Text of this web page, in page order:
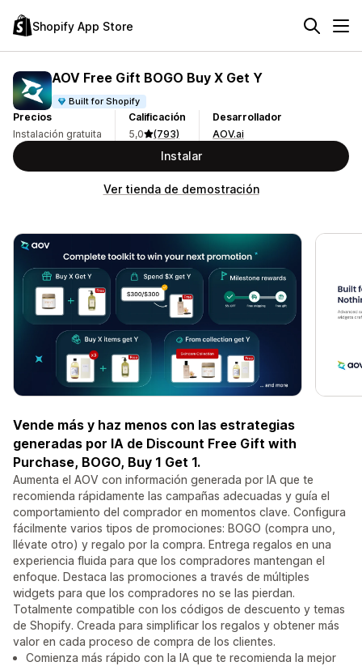
Shopify App Store
AOV Free Gift BOGO Buy X Get Y
Built for Shopify
Precios
Instalación gratuita
Calificación
5,0
(793)
Desarrollador
AOV.ai
Instalar
Ver tienda de demostración
Vende más y haz menos con las estrategias
generadas por IA de Discount Free Gift with
Purchase, BOGO, Buy 1 Get 1.
Aumenta el AOV con información generada por IA que te
recomienda rápidamente las campañas adecuadas y guía el
comportamiento del comprador en momentos clave. Configura
fácilmente varios tipos de promociones: BOGO (compra uno,
llévate otro) y regalo por la compra. Entrega regalos en una
experiencia fluida para que los compradores mantengan el
enfoque. Destaca las promociones a través de múltiples
widgets para que los compradores no se las pierdan.
Totalmente compatible con los códigos de descuento y temas
de Shopify. Creada para simplificar los regalos y obtener más
valor en cada proceso de compra de los clientes.
Comienza más rápido con la IA que te recomienda la mejor